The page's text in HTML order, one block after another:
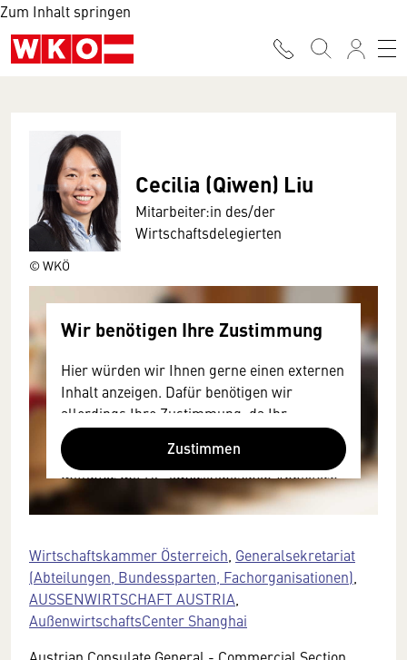
Zum Inhalt springen
© WKÖ
Cecilia (Qiwen) Liu
Mitarbeiter:in des/der
Wirtschaftsdelegierten
Wir benötigen Ihre Zustimmung
Hier würden wir Ihnen gerne einen externen
Inhalt anzeigen. Dafür benötigen wir
allerdings Ihre Zustimmung, da Ihr
Browser personenbezogene technische
Daten zu Geräten und Nutzerverhalten
mitunter mit US-amerikanischen Anbietern
austauscht.
Datenschutzrecht angemessenen
Schutzniveau und insbesondere kann die
US-amerikanische Regierung Zugang zu
diesen Daten erlangen.
Details finden Sie in unserer
Zustimmen
Wirtschaftskammer Österreich Generalsekretariat
(Abteilungen, Bundessparten, Fachorganisationen)
AUSSENWIRTSCHAFT AUSTRIA
AußenwirtschaftsCenter Shanghai